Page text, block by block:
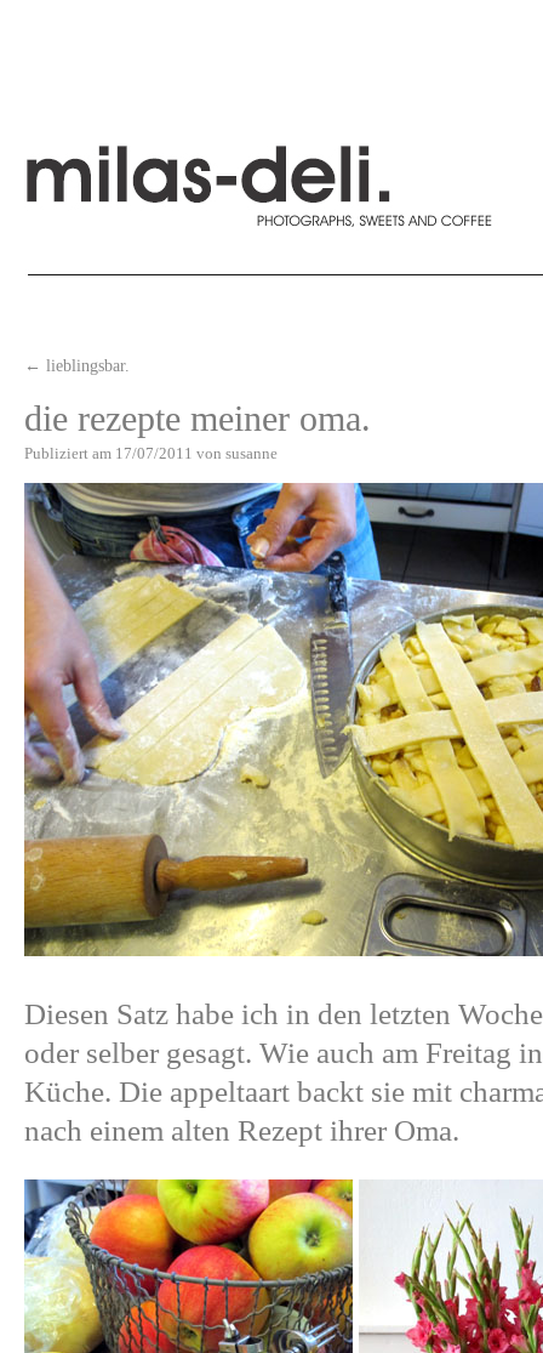
← lieblingsbar.
die rezepte meiner oma.
Publiziert am 17/07/2011 von susanne
Diesen Satz habe ich in den letzten
oder selber gesagt. Wie auch am Freitag
Küche. Die appeltaart backt sie mit
nach einem alten Rezept ihrer Oma.